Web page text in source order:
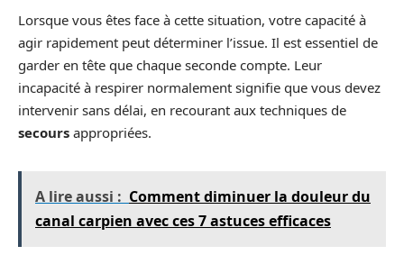
Lorsque vous êtes face à cette situation, votre capacité à
agir rapidement peut déterminer l’issue. Il est essentiel de
garder en tête que chaque seconde compte. Leur
incapacité à respirer normalement signifie que vous devez
intervenir sans délai, en recourant aux techniques de
secours appropriées.
A lire aussi : Comment diminuer la douleur du
canal carpien avec ces 7 astuces efficaces